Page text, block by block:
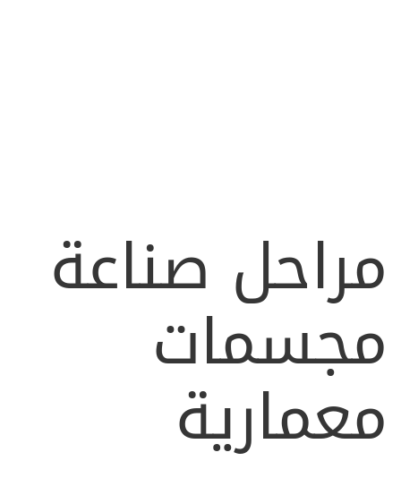
مراحل صناعة
مجسمات
معمارية